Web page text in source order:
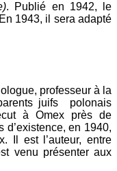
. Publié en 1942, le
1943, il sera adapté
professeur à la
juifs polonais
à Omex près de
d’existence, en 1940,
Il est l’auteur, entre
venu présenter aux